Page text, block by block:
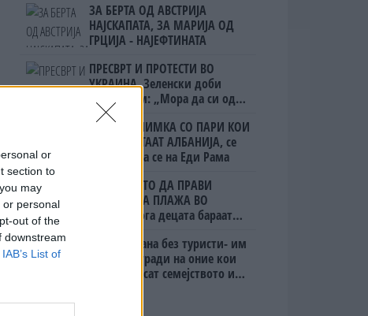
or
section to
may
or personal
out of the
downstream
IAB’s List of
ЗА БЕРТА ОД АВСТРИЈА
НАЈСКАПАТА, ЗА МАРИЈА ОД
ГРЦИЈА - НАЈЕФТИНАТА
ПРЕСВРТ И ПРОТЕСТИ ВО
УКРАИНА, Зеленски доби
ултиматум: „Мора да си оди,
крајниот рок е петок!“
(Видео) СНИМКА СО ПАРИ КОИ
ЈА НАПУШТААТ АЛБАНИЈА, се
тврди дека се на Еди Рама
(Видео) ШТО ДА ПРАВИ
БУГАРКА НА ПЛАЖА ВО
ГРЦИЈА, кога децата бараат
Дубаи остана без туристи- им
даваат награди на оние кои
ќе го донесат семејството или